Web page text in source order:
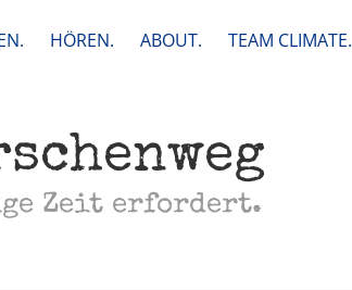
HÖREN. ABOUT. TEAM CLIMATE.
Zeit erfordert.